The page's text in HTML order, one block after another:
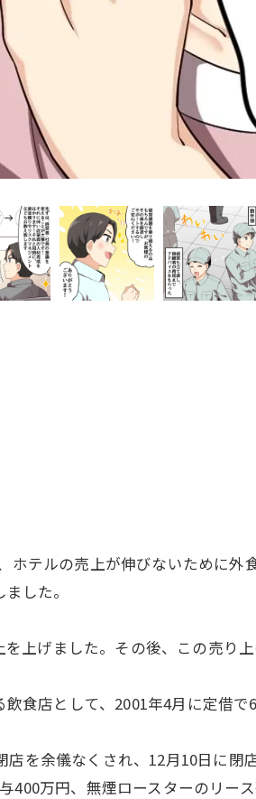
テルの売上が伸びないために外
した。
上げました。その後、この売り
食店として、2001年4月に定借
を余儀なくされ、12月10日に閉
万円、無煙ロースターのリー